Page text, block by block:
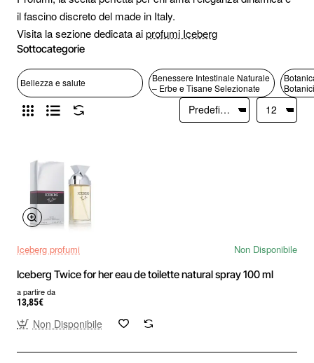
il fascino discreto del made in Italy.
Visita la sezione dedicata aiprofumi Iceberg
Sottocategorie
Bellezza e salute
Benessere Intestinale Naturale
– Erbe e Tisane Selezionate
Iceberg profumi
Non Disponibile
Iceberg Twice for her eau de toilette natural spray 100 ml
a partire da
13,85€
Non Disponibile